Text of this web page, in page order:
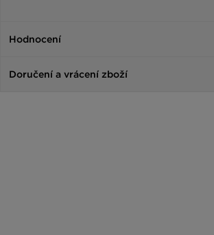
Hodnocení
Doručení a vrácení zboží